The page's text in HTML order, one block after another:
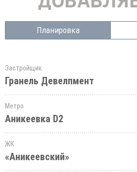
Планировка
Застройщик
Гранель Девелпмент
Метро
Аникеевка D2
ЖК
«Аникеевский»